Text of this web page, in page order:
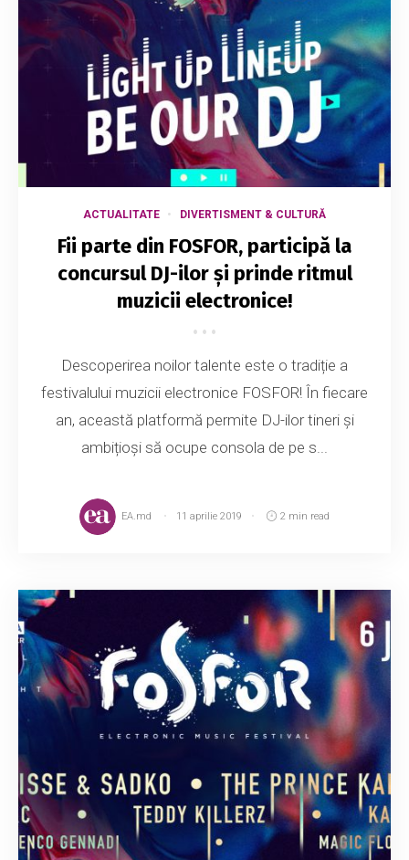
ACTUALITATE DIVERTISMENT & CULTURĂ
Fii parte din FOSFOR, participă la
concursul DJ-ilor și prinde ritmul
muzicii electronice!
Descoperirea noilor talente este o tradiție a
festivalului muzicii electronice FOSFOR! În fiecare
an, această platformă permite DJ-ilor tineri și
ambițioși să ocupe consola de pe s...
EA.md 11 aprilie 2019 2 min read